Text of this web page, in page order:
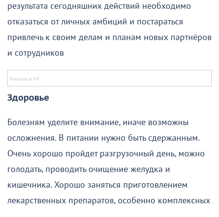
результата сегодняшних действий необходимо
отказаться от личных амбиций и постараться
привлечь к своим делам и планам новых партнёров
и сотрудников
Здоровье
Болезням уделите внимание, иначе возможны
осложнения. В питании нужно быть сдержанным.
Очень хорошо пройдет разгрузочный день, можно
голодать, проводить очищение желудка и
кишечника. Хорошо заняться приготовлением
лекарственных препаратов, особенно комплексных